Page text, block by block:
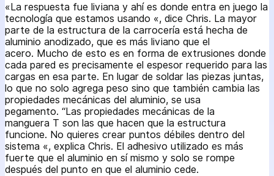
«La respuesta fue liviana y ahí es donde entra en juego la
tecnología que estamos usando «, dice Chris. La mayor
parte de la estructura de la carrocería está hecha de
aluminio anodizado, que es más liviano que el
acero. Mucho de esto es en forma de extrusiones donde
cada pared es precisamente el espesor requerido para las
cargas en esa parte. En lugar de soldar las piezas juntas,
lo que no solo agrega peso sino que también cambia las
propiedades mecánicas del aluminio, se usa
pegamento. “Las propiedades mecánicas de la
manguera T son las que hacen que la estructura
funcione. No quieres crear puntos débiles dentro del
sistema «, explica Chris. El adhesivo utilizado es más
fuerte que el aluminio en sí mismo y solo se rompe
después del punto en que el aluminio cede.